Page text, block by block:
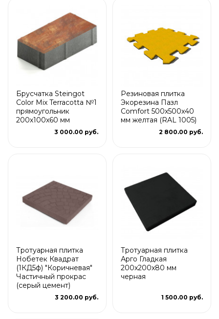
Брусчатка Steingot
Color Mix Terracotta №1
прямоугольник
200х100х60 мм
3 000.00 руб.
Резиновая плитка
Экорезина Пазл
Comfort 500x500x40
мм желтая (RAL 1005)
2 800.00 руб.
Тротуарная плитка
Нобетек Квадрат
(1КД5ф) "Коричневая"
Частичный прокрас
(серый цемент)
3 200.00 руб.
Тротуарная плитка
Арго Гладкая
200x200x80 мм
черная
1 500.00 руб.